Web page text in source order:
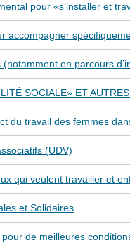
pour «s’installer et
accompagner
en parcours
SOCIALE» ET
du travail des femmes
(UDV)
qui veulent travailler et
et Solidaires
de meilleures